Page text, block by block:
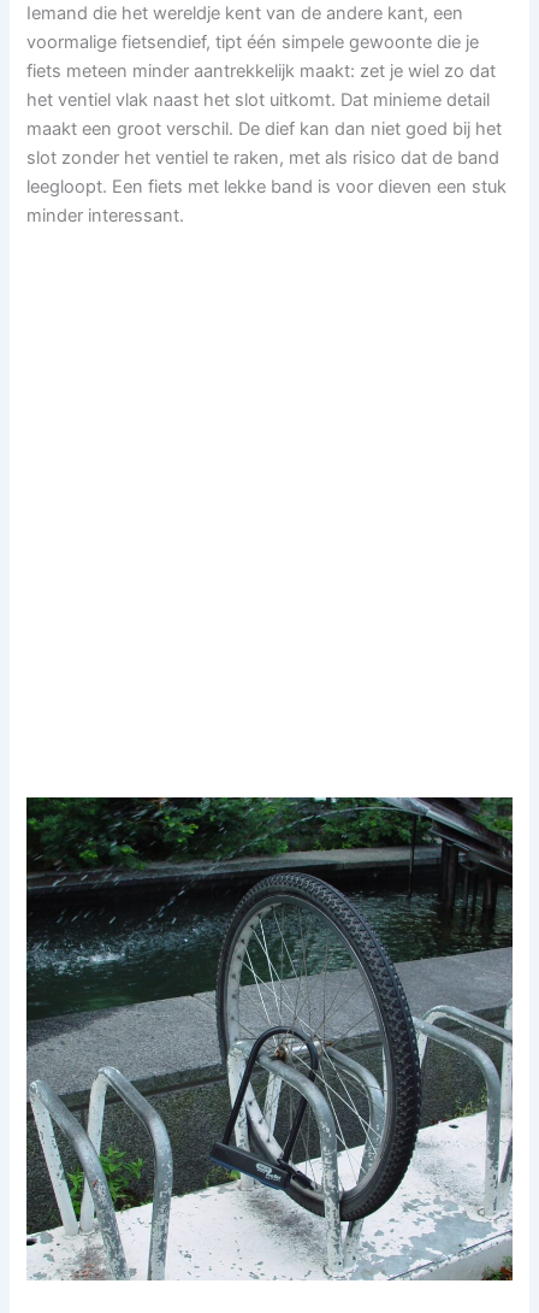
Iemand die het wereldje kent van de andere kant, een
voormalige fietsendief, tipt één simpele gewoonte die je
fiets meteen minder aantrekkelijk maakt: zet je wiel zo dat
het ventiel vlak naast het slot uitkomt. Dat minieme detail
maakt een groot verschil. De dief kan dan niet goed bij het
slot zonder het ventiel te raken, met als risico dat de band
leegloopt. Een fiets met lekke band is voor dieven een stuk
minder interessant.